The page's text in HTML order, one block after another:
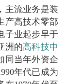
主流业务是装
产高技术零部
子业起步早于
洲的高科技中
同当年外资企
年代已成为